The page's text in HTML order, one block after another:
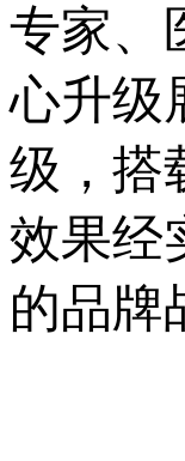
专家、
心升级
级，搭
效果经
的品牌